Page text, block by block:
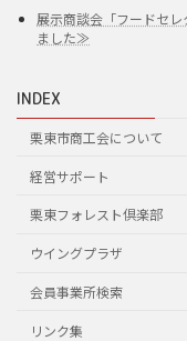
展示商談会「フードセ
ました≫
INDEX
栗東市商工会について
経営サポート
栗東フォレスト倶楽部
ウイングプラザ
会員事業所検索
リンク集